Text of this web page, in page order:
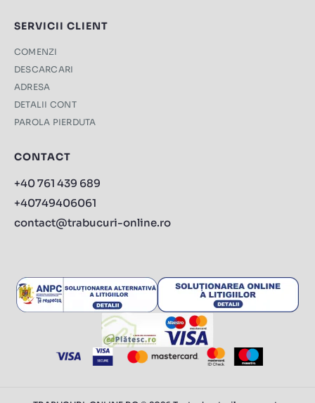
SERVICII CLIENT
COMENZI
DESCARCARI
ADRESA
DETALII CONT
PAROLA PIERDUTA
CONTACT
+40 761 439 689
+40749406061
contact@trabucuri-online.ro